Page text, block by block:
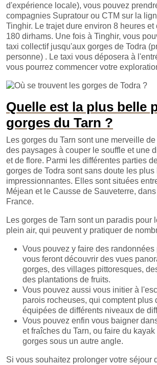
d'expérience locale), vous pouvez
compagnies Supratour ou CTM sur la
Tinghir. Le trajet dure environ 8 heures et
180 dirhams. Une fois à Tinghir, vous
taxi collectif jusqu'aux gorges de Todra
personne) . Le taxi vous déposera à
vous pourrez commencer votre
Quelle est la plus belle
gorges du Tarn ?
Les gorges du Tarn sont une merveille
des paysages à couper le souffle et une
et de flore. Parmi les différentes parties
gorges de Todra sont sans doute les
impressionnantes. Elles sont situées
Méjean et le Causse de Sauveterre,
France.
Les gorges de Tarn sont un paradis pour
plein air, qui peuvent y pratiquer de
Vous pouvez y faire des randonnées
vous feront découvrir des vues
gorges, des villages pittoresques,
des plantations de fruits.
Vous pouvez aussi vous initier à
parois rocheuses, qui comptent plus
équipées de différents niveaux de
Vous pouvez enfin vous baigner
et fraîches du Tarn, ou faire du
gorges sous un autre angle.
Si vous souhaitez prolonger votre séjour